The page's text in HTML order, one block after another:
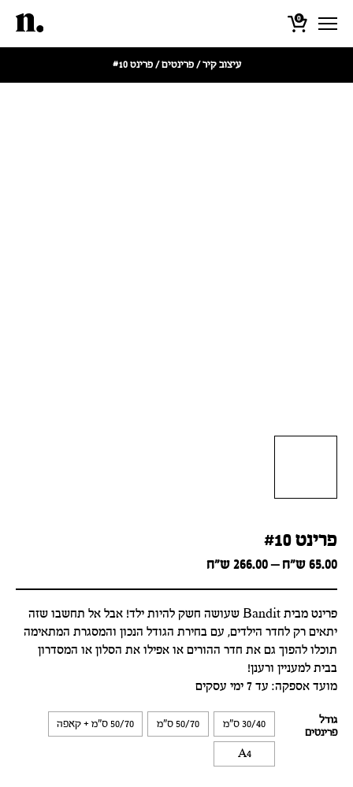
0
עיצוב קיר/פרינטים/ פרינט #10
פרינט #10
65.00 ש״ח –
266.00 ש״חPrice
through
266.00 ש״ח
פרינט מבית Bandit שעושה חשק להיות ילד! אבל אל תחשבו שזה
יתאים רק לחדר הילדים, עם בחירת הגודל הנכון והמסגרת המתאימה
תוכלו להפוך גם את חדר ההורים או אפילו את הסלון או המסדרון
בבית למעניין ורענן!
מועד אספקה: עד 7 ימי עסקים
גודל
פרינטים
30/40 ס"מ 50/70 ס"מ 50/70 ס"מ + קאפה
A4